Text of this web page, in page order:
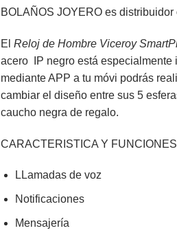
original
era:
149,00€.
actual
es:
BOLAÑOS JOYERO es distribuidor
El Reloj de Hombre Viceroy
acero IP negro está especialmente
mediante APP a tu móvi podrás
cambiar el diseño entre sus 5
caucho negra de regalo.
CARACTERISTICA Y FUNCIONES
LLamadas de voz
Notificaciones
Mensajería